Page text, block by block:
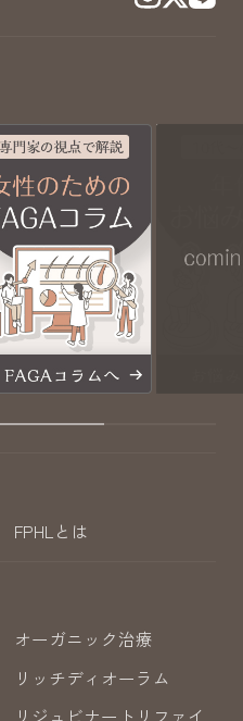
FPHLとは
オーガニック治療
リッチディオーラム